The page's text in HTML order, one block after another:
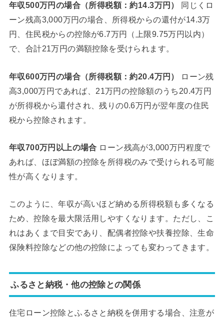
年収500万円の場合（所得税額：約14.3万円）
同じくロ
ーン残高3,000万円の場合、所得税からの還付が14.3万
円、住民税からの控除が6.7万円（上限9.75万円以内）
で、合計21万円の満額控除を受けられます。
年収600万円の場合（所得税額：約20.4万円）
ローン残
高3,000万円であれば、21万円の控除額のうち20.4万円
が所得税から還付され、残りの0.6万円が翌年度の住民
税から控除されます。
年収700万円以上の場合 ローン残高が3,000万円程度で
あれば、ほぼ満額の控除を所得税のみで受けられる可能
性が高くなります。
このように、年収が高いほど納める所得税額も多くなる
ため、控除を最大限活用しやすくなります。ただし、こ
れはあくまで目安であり、配偶者控除や扶養控除、生命
保険料控除などの他の控除によっても変わってきます。
ふるさと納税・他の控除との関係
住宅ローン控除とふるさと納税を併用する場合、注意が